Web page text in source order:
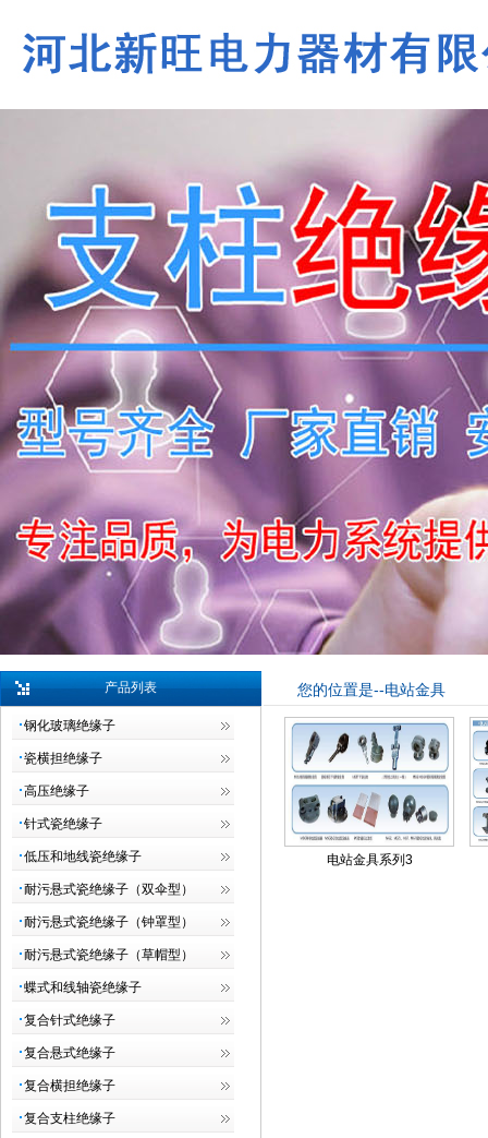
产品列表
钢化玻璃绝缘子
瓷横担绝缘子
高压绝缘子
针式瓷绝缘子
低压和地线瓷绝缘子
耐污悬式瓷绝缘子（双伞型）
耐污悬式瓷绝缘子（钟罩型）
耐污悬式瓷绝缘子（草帽型）
蝶式和线轴瓷绝缘子
复合针式绝缘子
复合悬式绝缘子
复合横担绝缘子
复合支柱绝缘子
您的位置是--电站金具
电站金具系列3